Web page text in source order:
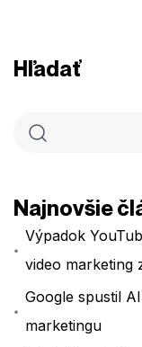
Hľadať
Najnovšie
Výpadok
video marketing
Google spustil
marketingu